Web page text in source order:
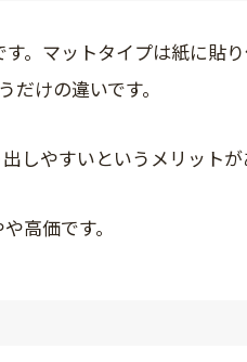
。マットタイプは紙に貼
けの違いです。
しやすいというメリットが
高価です。